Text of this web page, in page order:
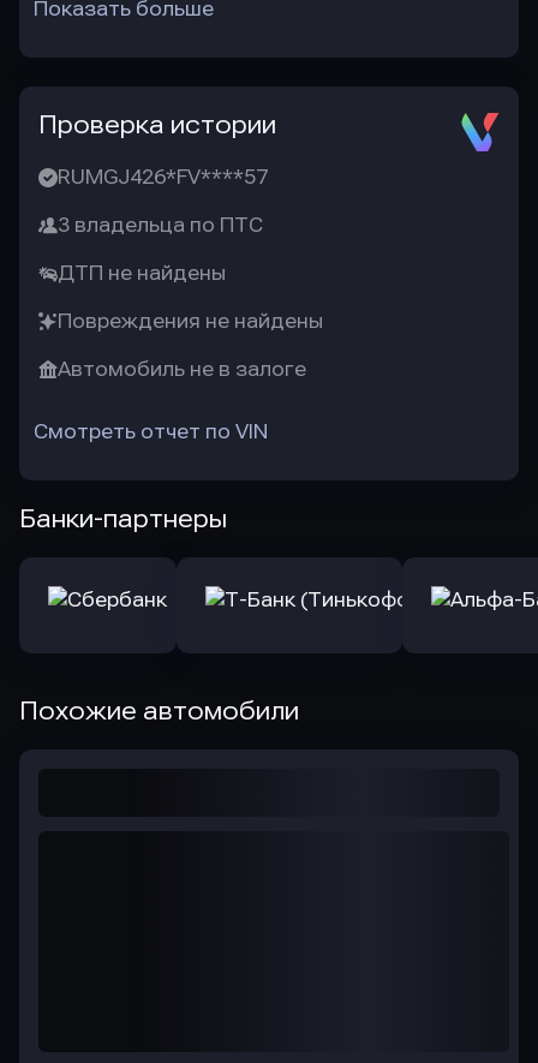
Показать больше
Проверка истории
RUMGJ426*FV****57
3 владельца по ПТС
ДТП не найдены
Повреждения не найдены
Автомобиль не в залоге
Смотреть отчет по VIN
Банки-партнеры
Похожие автомобили